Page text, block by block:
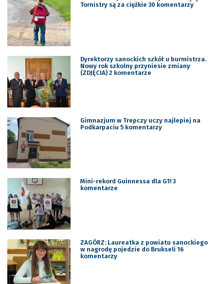
Tornistry są za ciężkie 30 komentarzy
Dyrektorzy sanockich szkół u burmistrza.
Nowy rok szkolny przyniesie zmiany
(ZDJĘCIA) 2 komentarze
Gimnazjum w Trepczy uczy najlepiej na
Podkarpaciu 5 komentarzy
Mini-rekord Guinnessa dla G1! 3
komentarze
ZAGÓRZ: Laureatka z powiatu sanockiego
w nagrodę pojedzie do Brukseli 16
komentarzy